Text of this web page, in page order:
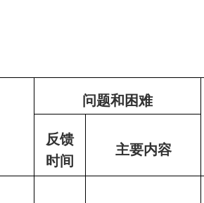
问题和困难
反馈
时间
主要内容